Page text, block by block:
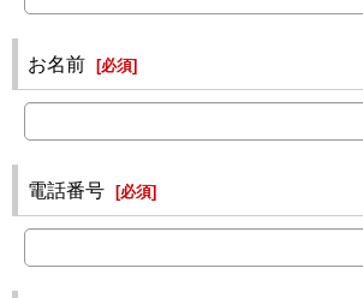
お名前 [必須]
電話番号 [必須]